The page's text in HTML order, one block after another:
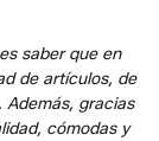
saber que en
de artículos, de
Además, gracias
cómodas y